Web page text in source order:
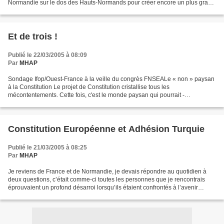
Normandie sur le dos des Hauts-Normands pour créer encore un plus grand
Et de trois !
Publié le 22/03/2005 à 08:09
Par MHAP
Sondage Ifop/Ouest-France à la veille du congrès FNSEALe « non » paysan
à la Constitution Le projet de Constitution cristallise tous les
mécontentements. Cette fois, c'est le monde paysan qui pourrait -
Constitution Européenne et Adhésion Turquie
Publié le 21/03/2005 à 08:25
Par MHAP
Je reviens de France et de Normandie, je devais répondre au quotidien à
deux questions, c’était comme-ci toutes les personnes que je rencontrais
éprouvaient un profond désarroi lorsqu’ils étaient confrontés à l’avenir